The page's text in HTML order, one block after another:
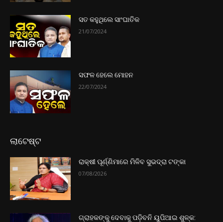
ସତ କହୁଥିଲେ ସାଂଘାତିକ
21/07/2024
ସଫଳ ହେଲେ ମୋହନ
22/07/2024
ଲାଟେଷ୍ଟ
ରାକ୍ଷୀ ପୂର୍ଣ୍ଣିମାରେ ମିଳିବ ସୁଭଦ୍ରା ଟଙ୍କା
07/08/2026
ଗ୍ରାହକଙ୍କୁ ଦେବାକୁ ପଡ଼ିବନି ୟୁପିଆଇ ଶୁଳ୍କ: